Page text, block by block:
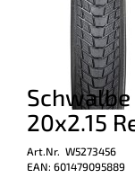
20x2.15
Art.Nr. W5273456
EAN: 601479095889